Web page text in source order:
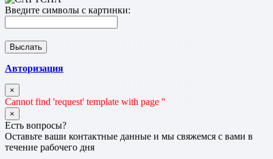
Введите символы с картинки:
Авторизация
×
Cannot find 'request' template with page ''
×
Есть вопросы?
Оставьте ваши контактные данные и мы свяжемся с вами в
течение рабочего дня